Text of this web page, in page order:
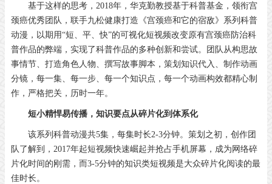
基于这样的思考，2018年，华克勤教授基于科普基金，领衔宫
颈癌优秀团队，联手九松健康打造《宫颈癌和它的宿敌》系列科普
动漫，以期用“短、平、快”的可视化短视频改变原有宫颈癌防治科
普作品的弊端，实现了科普作品的多种创新和尝试。团队从构思故
事情节、打造角色人物、撰写故事脚本，策划知识代入、制作动画
分镜，每一集、每一步、每一个知识点，每一个动画构效都精心制
作，严格把关，历时一年。
短小精悍易传播，知识要点从碎片化到体系化
该系列科普动漫共5集，每集时长2-3分钟。策划之初，创作团
队了解到，2017年起短视频快速崛起并抢占手机屏幕，成为网络碎
片化时间的刚需，而3-5分钟的知识类短视频是大众碎片化阅读的最
佳时长。